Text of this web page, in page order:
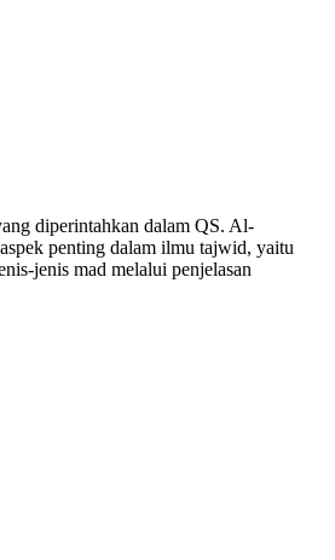
diperintahkan dalam QS. Al-
penting dalam ilmu tajwid, yaitu
jenis mad melalui penjelasan